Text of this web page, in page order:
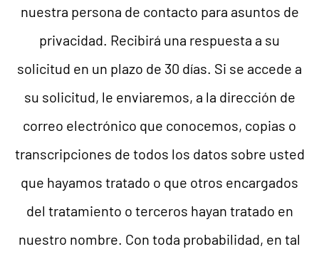
nuestra persona de contacto para asuntos de
privacidad. Recibirá una respuesta a su
solicitud en un plazo de 30 días. Si se accede a
su solicitud, le enviaremos, a la dirección de
correo electrónico que conocemos, copias o
transcripciones de todos los datos sobre usted
que hayamos tratado o que otros encargados
del tratamiento o terceros hayan tratado en
nuestro nombre. Con toda probabilidad, en tal